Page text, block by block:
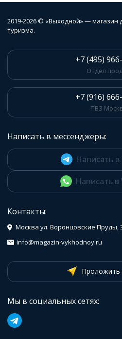
2019-2026 © «Выходной» — магазин
туризма.
+7 (495)
Отдел
+7 (916)
ПВЗ
Написать в мессенджеры:
Написать
Написать в
Контакты:
Москва ул. Воронцовские Пруды,
info@magazin-vykhodnoy.ru
Проложить
Мы в социальных сетях: